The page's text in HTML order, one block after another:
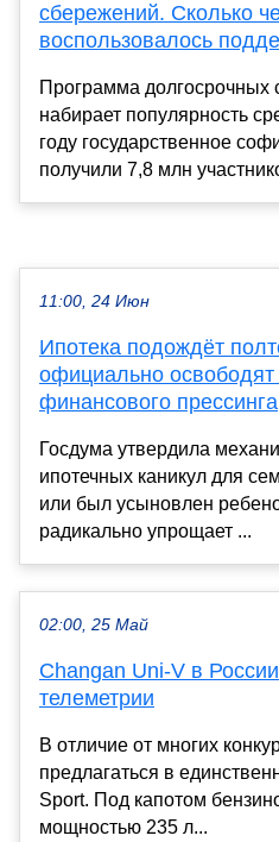
сбережений. Сколько
воспользовалось
Программа
набирает популярность
году государственное
получили 7,8 млн
11:00, 24 Июн
Ипотека подождёт
официально освободят
финансового прессинга
Госдума утвердила
ипотечных каникул для
или был усыновлен
радикально упрощает ...
02:00, 25 Май
Changan Uni-V в
телеметрии
В отличие от многих
предлагаться в
Sport. Под капотом
мощностью 235 л...